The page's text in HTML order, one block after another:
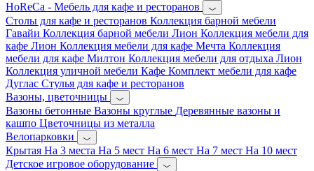
HoReCa - Мебель для кафе и ресторанов
Cтолы для кафе и ресторанов Коллекция барной мебели
Гавайи Коллекция барной мебели Лион Коллекция мебели для
кафе Лион Коллекция мебели для кафе Мечта Коллекция
мебели для кафе Милтон Коллекция мебели для отдыха Лион
Коллекция уличной мебели Кафе Комплект мебели для кафе
Дуглас Стулья для кафе и ресторанов
Вазоны, цветочницы
Вазоны бетонные Вазоны круглые Деревянные вазоны и
кашпо Цветочницы из металла
Велопарковки
Крытая На 3 места На 5 мест На 6 мест На 7 мест На 10 мест
Детское игровое оборудование